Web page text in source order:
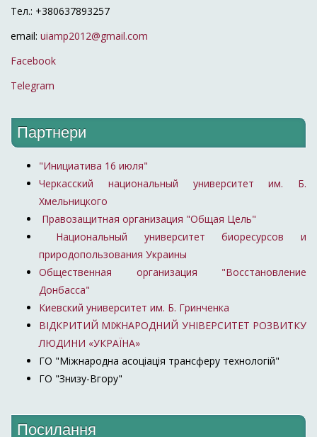
Тел.: +380637893257
email: uiamp2012@gmail.com
Facebook
Telegram
Партнери
"Инициатива 16 июля"
Черкасский национальный университет им. Б.
Хмельницкого
Правозащитная организация "Общая Цель"
Национальный университет биоресурсов и
природопользования Украины
Общественная организация "Восстановление
Донбасса"
Киевский университет им. Б. Гринченка
ВІДКРИТИЙ МІЖНАРОДНИЙ УНІВЕРСИТЕТ РОЗВИТКУ
ЛЮДИНИ «УКРАЇНА»
ГО "Міжнародна асоціація трансферу технологій"
ГО "Знизу-Вгору"
Посилання